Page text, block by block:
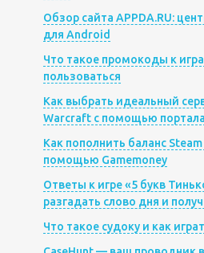
Обзор сайта APPDA.RU:
для Android
Что такое промокоды к
пользоваться
Как выбрать идеальный
Warcraft с помощью
Как пополнить баланс
помощью Gamemoney
Ответы к игре «5 букв
разгадать слово дня и
Что такое судоку и как